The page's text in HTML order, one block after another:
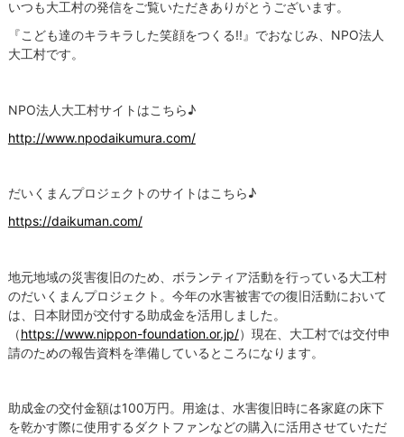
いつも大工村の発信をご覧いただきありがとうございます。
『こども達のキラキラした笑顔をつくる!!』でおなじみ、NPO法人
大工村です。
NPO法人大工村サイトはこちら♪
http://www.npodaikumura.com/
だいくまんプロジェクトのサイトはこちら♪
https://daikuman.com/
地元地域の災害復旧のため、ボランティア活動を行っている大工村
のだいくまんプロジェクト。今年の水害被害での復旧活動において
は、日本財団が交付する助成金を活用しました。
（https://www.nippon-foundation.or.jp/） 現在、大工村では交付申
請のための報告資料を準備しているところになります。
助成金の交付金額は100万円。用途は、水害復旧時に各家庭の床下
を乾かす際に使用するダクトファンなどの購入に活用させていただ